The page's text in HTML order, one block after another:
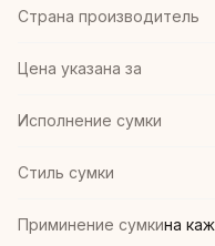
Страна производитель
Цена указана за
Исполнение сумки
Стиль сумки
Приминение сумкина